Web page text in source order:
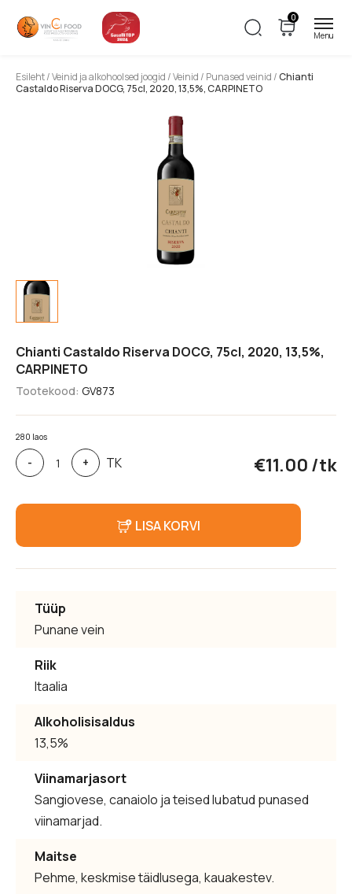
0
Esileht/Veinid ja alkohoolsed joogid /Veinid / Punased veinid /Chianti
Castaldo Riserva DOCG, 75cl, 2020, 13,5%, CARPINETO
Chianti Castaldo Riserva DOCG, 75cl, 2020, 13,5%,
CARPINETO
Tootekood: GV873
280 laos
-
Chianti
Castaldo
DOCG,
13,5%,
kogus
+ TK €11.00 /tk
LISA KORVI
Tüüp
Punane vein
Riik
Itaalia
Alkoholisisaldus
13,5%
Viinamarjasort
Sangiovese, canaiolo ja teised lubatud punased
viinamarjad.
Maitse
Pehme, keskmise täidlusega, kauakestev.